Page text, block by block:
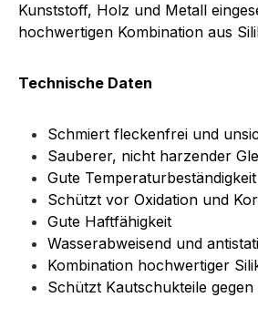
Kunststoff, Holz und Metall
hochwertigen Kombination aus
Technische Daten
Schmiert fleckenfrei und
Sauberer, nicht harzender
Gute Temperaturbeständigkeit
Schützt vor Oxidation und
Gute Haftfähigkeit
Wasserabweisend und
Kombination hochwertiger
Schützt Kautschukteile